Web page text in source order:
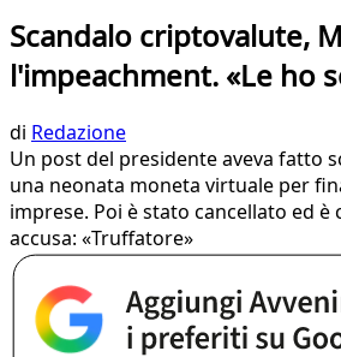
Scandalo criptovalute,
l'impeachment. «Le ho
di Redazione
Un post del presidente aveva fatto
una neonata moneta virtuale per
imprese. Poi è stato cancellato ed è
accusa: «Truffatore»